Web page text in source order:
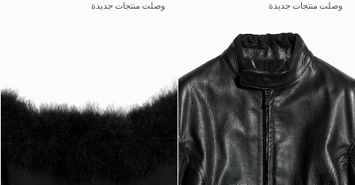
وصلت منتجات جديدة وصلت منتجات جديدة